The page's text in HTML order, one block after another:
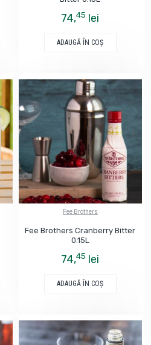
74,45 lei
ADAUGĂ ÎN COŞ
Fee Brothers
Fee Brothers Cranberry Bitter
0.15L
74,45 lei
ADAUGĂ ÎN COŞ